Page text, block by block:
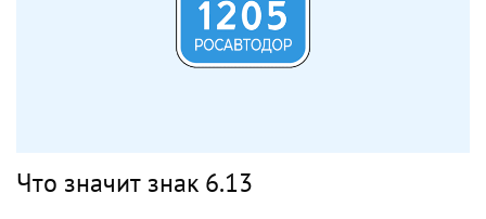
Что значит знак 6.13